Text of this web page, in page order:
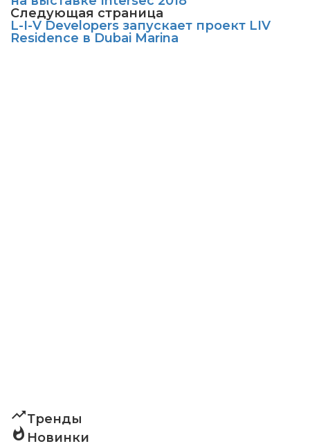
Следующая страница
L-I-V Developers запускает проект LIV
Residence в Dubai Marina
trending_upТренды
whatshot Новинки